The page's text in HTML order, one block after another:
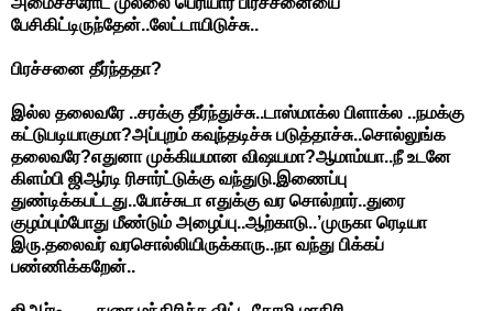
பேசிகிட்டிருந்தேன்..லேட்டாயிடுச்சு..
பிரச்சனை தீர்ந்ததா?
இல்ல தலைவரே ..சரக்கு தீர்ந்துச்சு..டாஸ்மாக்ல பிளாக்ல ..நமக்கு
கட்டுபடியாகுமா?அப்புறம் கவுந்தடிச்சு படுத்தாச்சு..சொல்லுங்க
தலைவரே?எதுனா முக்கியமான விஷயமா?ஆமாம்யா..நீ உடனே
கிளம்பி ஜிஆர்டி ரிசார்ட்டுக்கு வந்துடு.இணைப்பு
துண்டிக்கபட்டது..போச்சுடா எதுக்கு வர சொல்றார்..துரை
குழம்பும்போது மீண்டும் அழைப்பு..ஆற்காடு..’முருகா ரெடியா
இரு.தலைவர் வரசொல்லியிருக்காரு..நா வந்து பிக்கப்
பண்ணிக்கறேன்..